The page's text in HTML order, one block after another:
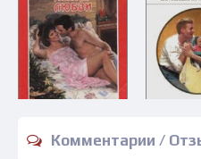
Комментарии /